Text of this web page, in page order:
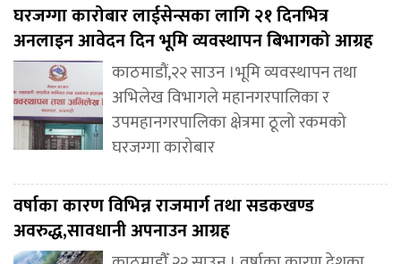
घरजग्गा कारोबार लाईसेन्सका लागि २१ दिनभित्र
अनलाइन आवेदन दिन भूमि व्यवस्थापन बिभागको आग्रह
काठमाडौं,२२ साउन ।भूमि व्यवस्थापन तथा
अभिलेख विभागले महानगरपालिका र
उपमहानगरपालिका क्षेत्रमा ठूलो रकमको
घरजग्गा कारोबार
वर्षाका कारण विभिन्न राजमार्ग तथा सडकखण्ड
अवरुद्ध,सावधानी अपनाउन आग्रह